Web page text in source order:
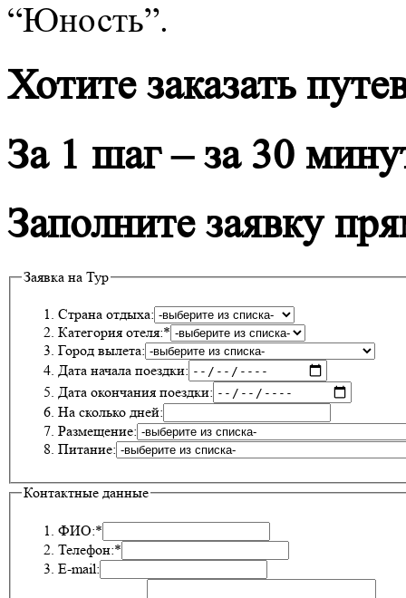
“Юность”.
Хотите заказать
За 1 шаг – за 30
Заполните заявку
Заявка на Тур
Страна отдыха:
Категория отеля:*
Город вылета:
Дата начала поездки:
Дата окончания поездки:
На сколько дней:
Размещение:
Питание:
Контактные данные
ФИО:*
Телефон:*
E-mail: